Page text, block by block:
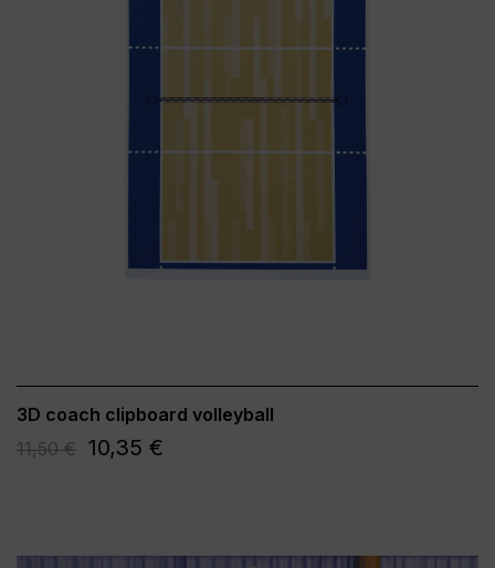
3D coach clipboard volleyball
11,50 € 10,35 €